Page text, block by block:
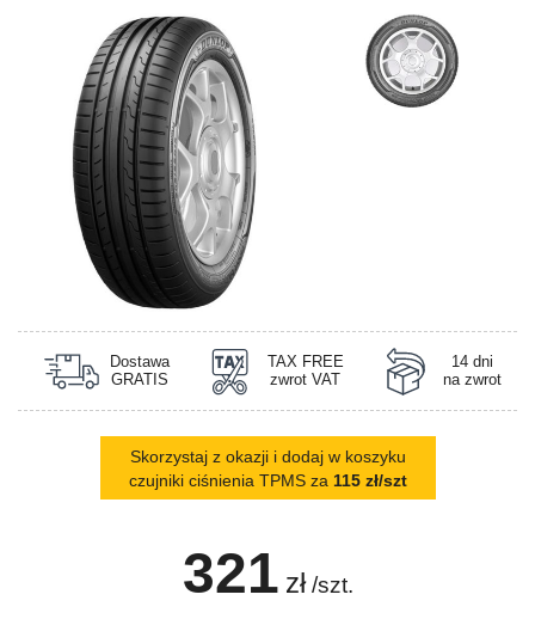
Dostawa
GRATIS
TAX FREE
zwrot VAT
14 dni
na zwrot
Skorzystaj z okazji i dodaj w koszyku
czujniki ciśnienia TPMS za 115 zł/szt
321 zł /szt.